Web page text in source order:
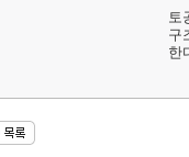
토
구
한